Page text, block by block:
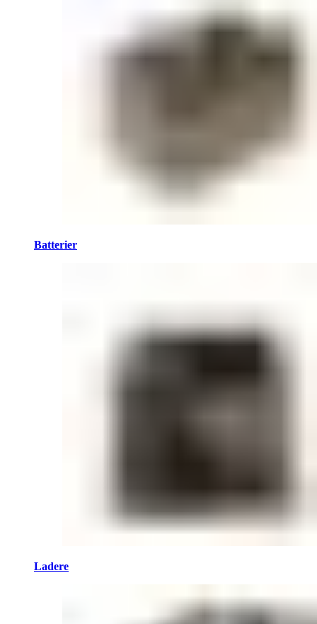
Batterier
Ladere